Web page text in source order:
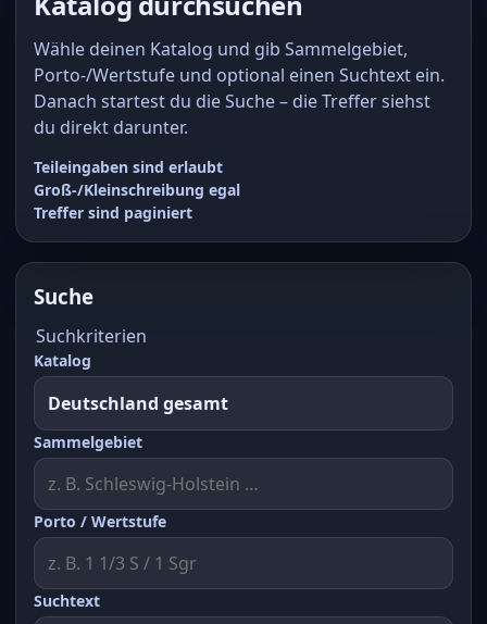
Wähle deinen Katalog und gib Sammelgebiet,
Porto-/Wertstufe und optional einen Suchtext ein.
Danach startest du die Suche – die Treffer siehst
du direkt darunter.
Teileingaben sind erlaubt
Groß-/Kleinschreibung egal
Treffer sind paginiert
Suche
Suchkriterien
Katalog
Sammelgebiet
Porto / Wertstufe
Suchtext